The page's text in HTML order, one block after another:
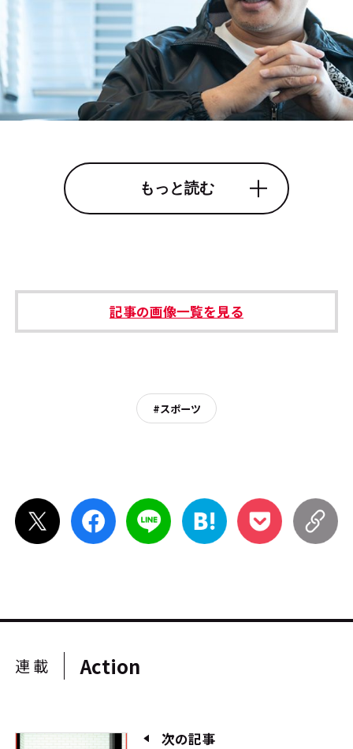
もっと読む
記事の画像一覧を見る
#スポーツ
連載 Action
次の記事